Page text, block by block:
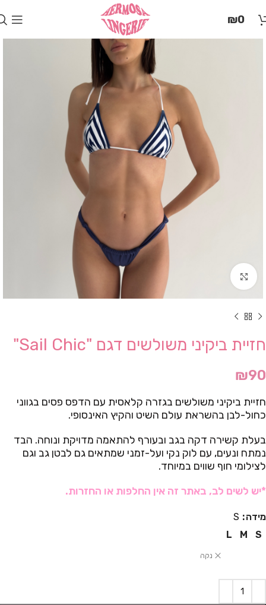
זֶה
₪0
Click to enlarge
חזיית ביקיני משולשים דגם "Sail Chic"
₪90
חזיית ביקיני משולשים בגזרה קלאסית עם הדפס פסים בגווני
כחול-לבן בהשראת עולם השיט והקיץ האינסופי.
בעלת קשירה דקה בגב ובעורף להתאמה מדויקת ונוחה. הבד
נמתח ונעים, עם לוק נקי ועל-זמני שמתאים גם לבטן גב וגם
לצילומי חוף שווים במיוחד.
*יש לשים לב, באתר זה אין החלפות או החזרות.
מידה
S
S
M
L
נקה